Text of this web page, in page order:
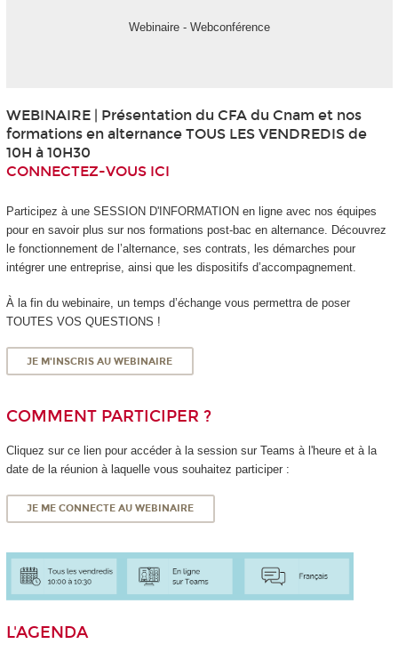
Webinaire - Webconférence
WEBINAIRE | Présentation du CFA du Cnam et nos
formations en alternance TOUS LES VENDREDIS de
10H à 10H30
CONNECTEZ-VOUS ICI
Participez à une SESSION D'INFORMATION en ligne avec nos équipes
pour en savoir plus sur nos formations post-bac en alternance. Découvrez
le fonctionnement de l’alternance, ses contrats, les démarches pour
intégrer une entreprise, ainsi que les dispositifs d’accompagnement.
À la fin du webinaire, un temps d’échange vous permettra de poser
TOUTES VOS QUESTIONS !
JE M'INSCRIS AU WEBINAIRE
COMMENT PARTICIPER ?
Cliquez sur ce lien pour accéder à la session sur Teams à l'heure et à la
date de la réunion à laquelle vous souhaitez participer :
JE ME CONNECTE AU WEBINAIRE
L'AGENDA